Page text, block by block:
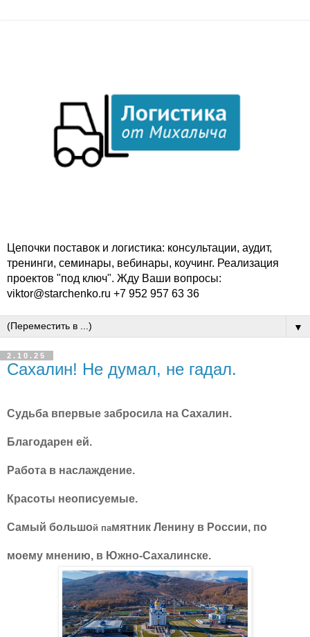
Цепочки поставок и логистика: консультации, аудит,
тренинги, семинары, вебинары, коучинг. Реализация
проектов "под ключ". Жду Ваши вопросы:
viktor@starchenko.ru +7 952 957 63 36
▼
2.10.25
Сахалин! Не думал, не гадал.
Судьба впервые забросила на Сахалин.
Благодарен ей.
Работа в наслаждение.
Красоты неописуемые.
Самый большой памятник Ленину в России, по
моему мнению, в Южно-Сахалинске.